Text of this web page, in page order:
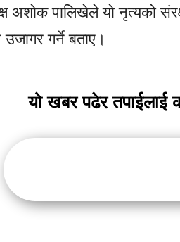
अशोक पालिखेले यो नृत्यको
गर्ने बताए।
यो खबर पढेर